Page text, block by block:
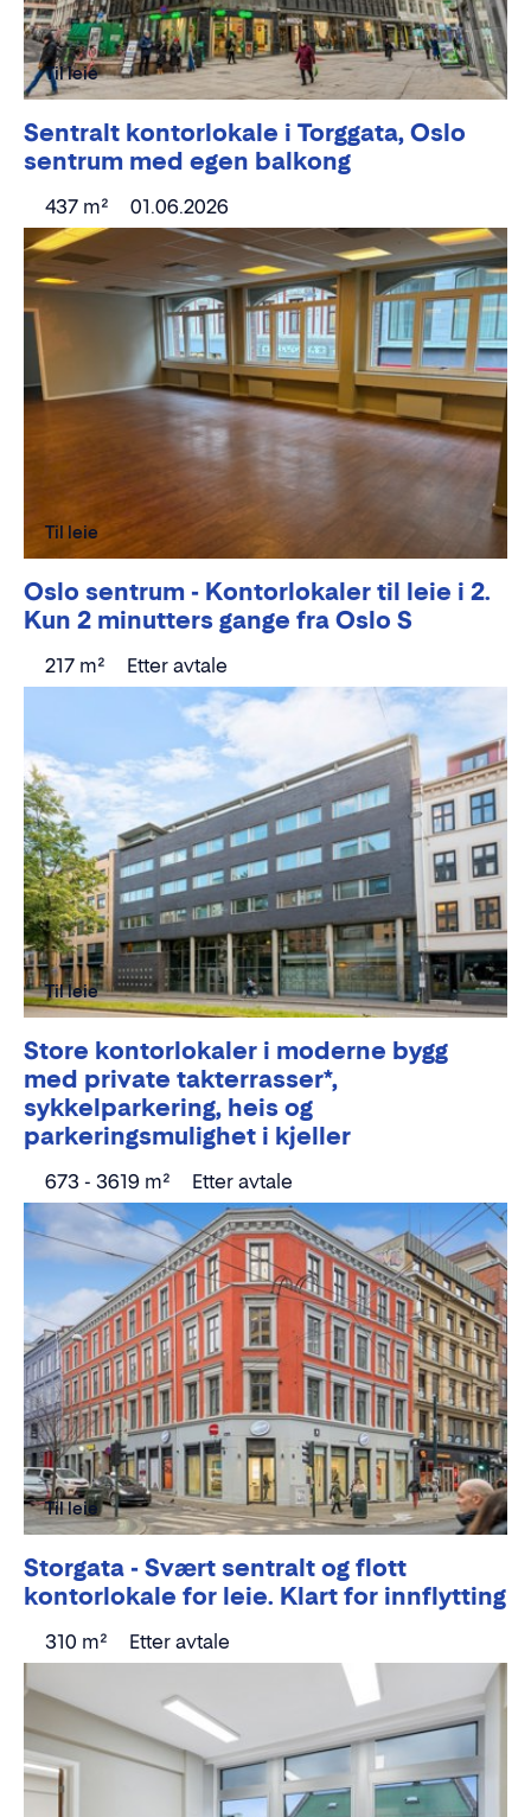
Sentralt kontorlokale i Torggata, Oslo
sentrum med egen balkong
437 m² 01.06.2026
Til leie
Oslo sentrum - Kontorlokaler til leie i 2.
Kun 2 minutters gange fra Oslo S
217 m² Etter avtale
Til leie
Store kontorlokaler i moderne bygg
med private takterrasser*,
sykkelparkering, heis og
parkeringsmulighet i kjeller
673 - 3619 m² Etter avtale
Til leie
Storgata - Svært sentralt og flott
kontorlokale for leie. Klart for innflytting
310 m² Etter avtale
Til leie